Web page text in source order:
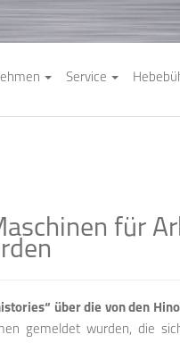
Service
für
über die von den
gemeldet wurden, die